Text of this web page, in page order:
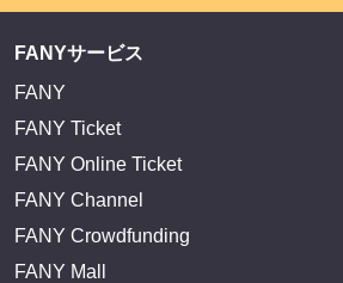
FANYサービス
FANY
FANY Ticket
FANY Online Ticket
FANY Channel
FANY Crowdfunding
FANY Mall